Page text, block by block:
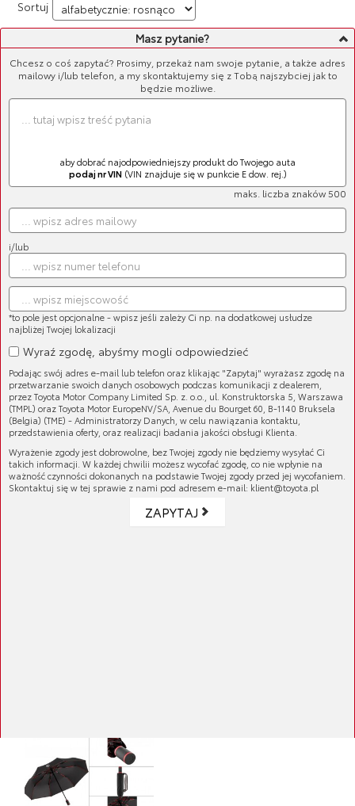
Sortuj
LISTA PRODUKTÓW
Cena brutto:91,02 zł
Cena netto:74,00 zł
Parasol (duży dla dwóch osób)
Cena brutto:137,76 zł
Cena netto:112,00 zł
Masz pytanie?
Chcesz o coś zapytać? Prosimy, przekaż nam swoje pytanie, a także adres
mailowy i/lub telefon, a my skontaktujemy się z Tobą najszybciej jak to
będzie możliwe.
maks. liczba znaków 500
aby dobrać najodpowiedniejszy produkt do Twojego auta
podaj nr VIN(VIN znajduje się w punkcie E dow. rej.)
i/lub
*to pole jest opcjonalne - wpisz jeśli zależy Ci np. na dodatkowej usłudze
najbliżej Twojej lokalizacji
Wyraź zgodę, abyśmy mogli odpowiedzieć
Podając swój adres e-mail lub telefon oraz klikając "Zapytaj" wyrażasz zgodę na
przetwarzanie swoich danych osobowych podczas komunikacji z dealerem,
przez Toyota Motor Company Limited Sp. z. o.o., ul. Konstruktorska 5, Warszawa
(TMPL) oraz Toyota Motor EuropeNV/SA, Avenue du Bourget 60, B-1140 Bruksela
(Belgia) (TME) - Administratorzy Danych, w celu nawiązania kontaktu,
przedstawienia oferty, oraz realizacji badania jakości obsługi Klienta.
Wyrażenie zgody jest dobrowolne, bez Twojej zgody nie będziemy wysyłać Ci
takich informacji. W każdej chwilii możesz wycofać zgodę, co nie wpłynie na
ważność czynności dokonanych na podstawie Twojej zgody przed jej wycofaniem.
Skontaktuj się w tej sprawie z nami pod adresem e-mail: klient@toyota.pl
ZAPYTAJ